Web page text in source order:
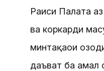
Раиси Палата
ва коркарди
минтақаҳои
даъват ба амал